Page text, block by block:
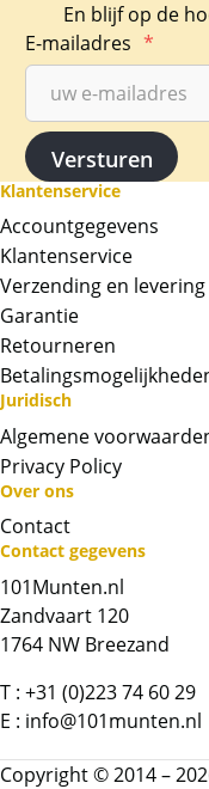
Chat met
Bel ons
En blijf op de
E-mailadres *
Klantenservice
Accountgegevens
Klantenservice
Verzending en levering
Garantie
Retourneren
Juridisch
Algemene
Privacy Policy
Over ons
Contact
Contact gegevens
101Munten.nl
Zandvaart 120
1764 NW Breezand
T : +31 (0)223 74 60 29
E : info@101munten.nl
Copyright © 2014 –